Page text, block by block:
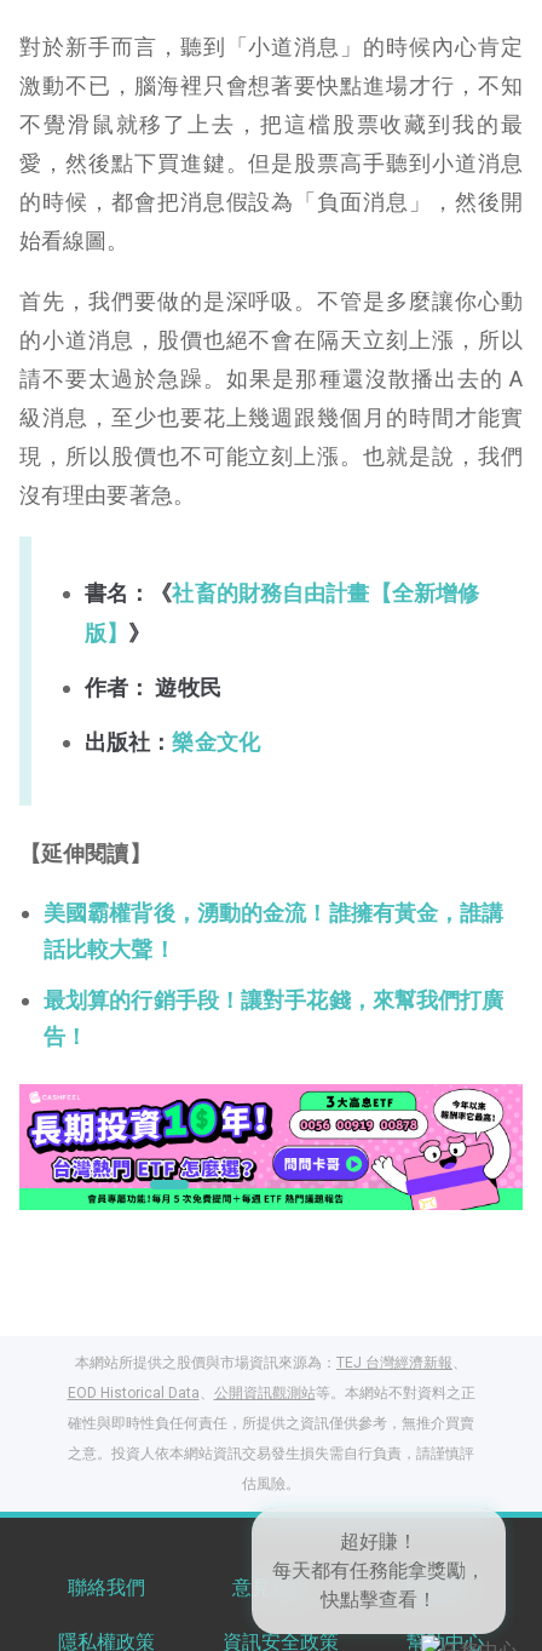
對於新手而言，聽到「小道消息」的時候內心肯定
激動不已，腦海裡只會想著要快點進場才行，不知
不覺滑鼠就移了上去，把這檔股票收藏到我的最
愛，然後點下買進鍵。但是股票高手聽到小道消息
的時候，都會把消息假設為「負面消息」，然後開
始看線圖。
首先，我們要做的是深呼吸。不管是多麼讓你心動
的小道消息，股價也絕不會在隔天立刻上漲，所以
請不要太過於急躁。如果是那種還沒散播出去的 A
級消息，至少也要花上幾週跟幾個月的時間才能實
現，所以股價也不可能立刻上漲。也就是說，我們
沒有理由要著急。
書名：《社畜的財務自由計畫【全新增修
版】 》
作者： 遊牧民
出版社：樂金文化
【延伸閱讀】
美國霸權背後，湧動的金流！誰擁有黃金，誰講
話比較大聲！
最划算的行銷手段！讓對手花錢，來幫我們打廣
告！
本網站所提供之股價與市場資訊來源為： TEJ 台灣經濟新報、
EOD Historical Data、 公開資訊觀測站等。本網站不對資料之正
確性與即時性負任何責任，所提供之資訊僅供參考，無推介買賣
之意。投資人依本網站資訊交易發生損失需自行負責，請謹慎評
估風險。
聯絡我們 意見反饋 服務條款
隱私權政策 資訊安全政策
幫助中心
登入股感會員，閱讀
任一文章